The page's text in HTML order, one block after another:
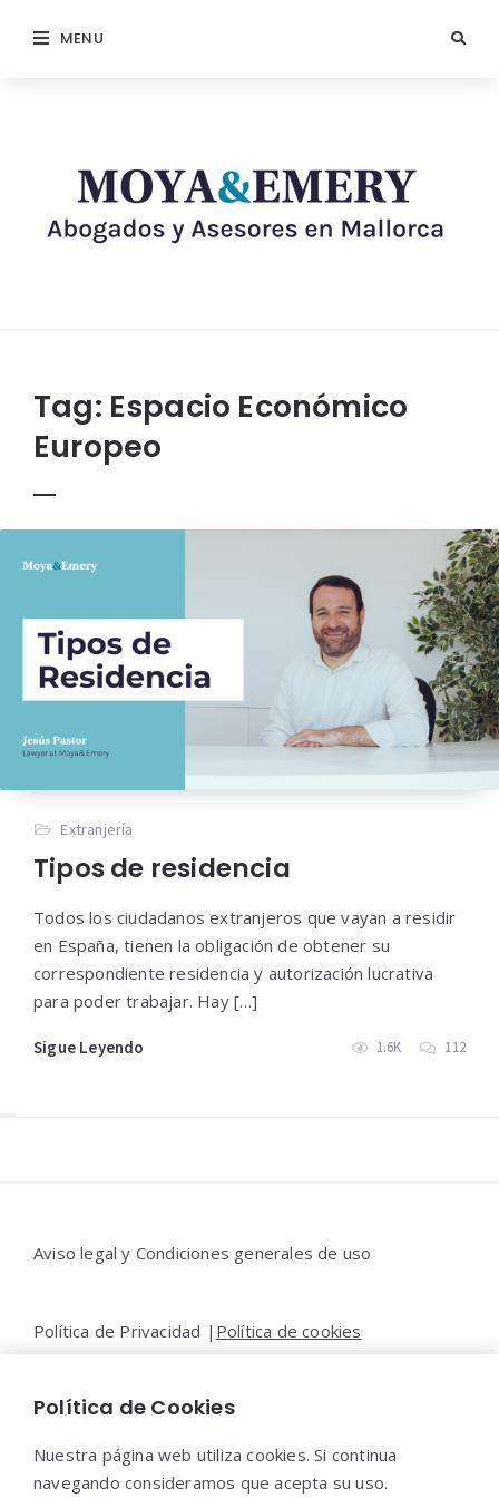
MENU
Tag: Espacio Económico
Europeo
Extranjería
Tipos de residencia
Todos los ciudadanos extranjeros que vayan a residir
en España, tienen la obligación de obtener su
correspondiente residencia y autorización lucrativa
para poder trabajar. Hay […]
Sigue Leyendo 1.6K 112
Aviso legal y Condiciones generales de uso
Política de Privacidad | Política de cookies
Contacto |Moya&Emery
Política de Cookies
Nuestra página web utiliza cookies. Si continua
navegando consideramos que acepta su uso.